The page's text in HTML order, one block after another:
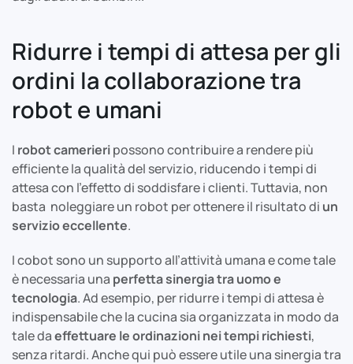
Ridurre i tempi di attesa per gli
ordini la collaborazione tra
robot e umani
I robot camerieripossono contribuire a rendere più
efficiente la qualità del servizio, riducendo i tempi di
attesa con l’effetto di soddisfare i clienti. Tuttavia, non
basta noleggiare un robot per ottenere il risultato di un
servizio eccellente.
I cobot sono un supporto all’attività umana e come tale
è necessaria una perfetta sinergia tra uomo e
tecnologia. Ad esempio, per ridurre i tempi di attesa è
indispensabile che la cucina sia organizzata in modo da
tale daeffettuare le ordinazioni nei tempi richiesti,
senza ritardi. Anche qui può essere utile una sinergia tra